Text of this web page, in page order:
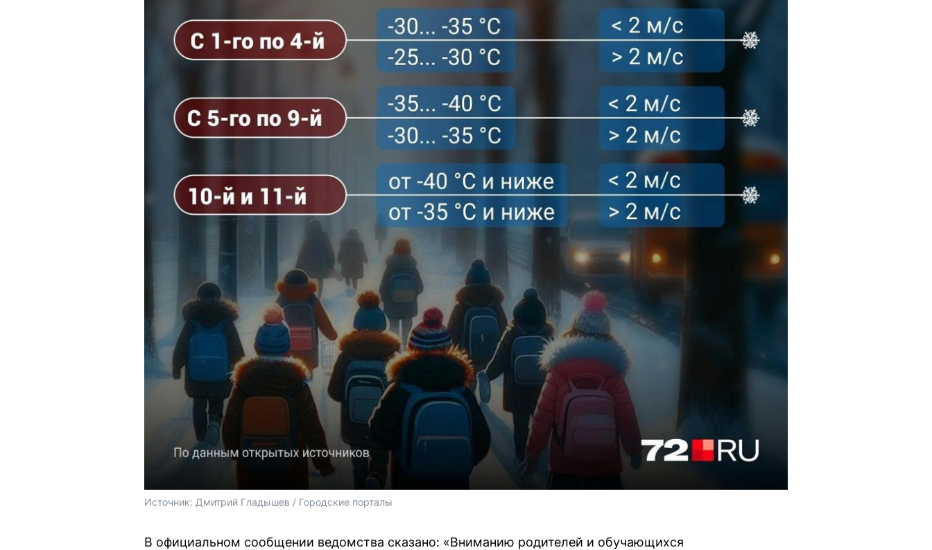
Источник: Дмитрий Гладышев / Городские порталы
В официальном сообщении ведомства сказано: «Вниманию родителей и обучающихся